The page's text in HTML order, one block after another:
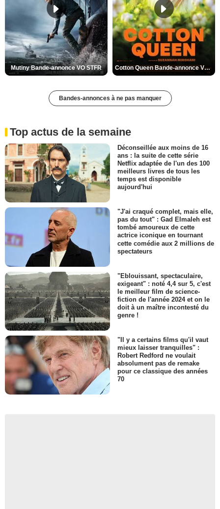
Mutiny Bande-annonce VO STFR Cotton Queen Bande-annonce VO STFR
Bandes-annonces à ne pas manquer
Top actus de la semaine
Déconseillée aux moins de 16
ans : la suite de cette série
Netflix adaptée de l'un des 100
meilleurs livres de tous les
temps est disponible
aujourd'hui
"J'ai craqué complet, mais elle,
pas du tout" : Gad Elmaleh est
tombé amoureux de cette
actrice iconique en tournant
cette comédie aux 2 millions de
spectateurs
"Eblouissant, spectaculaire,
exigeant" : noté 4,4 sur 5, c'est
le meilleur film de science-
fiction de l'année 2024 et on le
doit à un maître incontesté du
genre !
"Il y a certains films qu'il vaut
mieux laisser tranquilles" :
Robert Redford ne voulait
absolument pas de remake
pour ce classique des années
70